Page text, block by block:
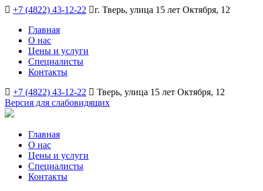
+7 (4822) 43-12-22
г. Тверь, улица 15 лет Октября, 12
Главная
О нас
Цены и услуги
Специалисты
Контакты
+7 (4822) 43-12-22
Тверь, улица 15 лет Октября, 12
Версия для слабовидящих
Главная
О нас
Цены и услуги
Специалисты
Контакты